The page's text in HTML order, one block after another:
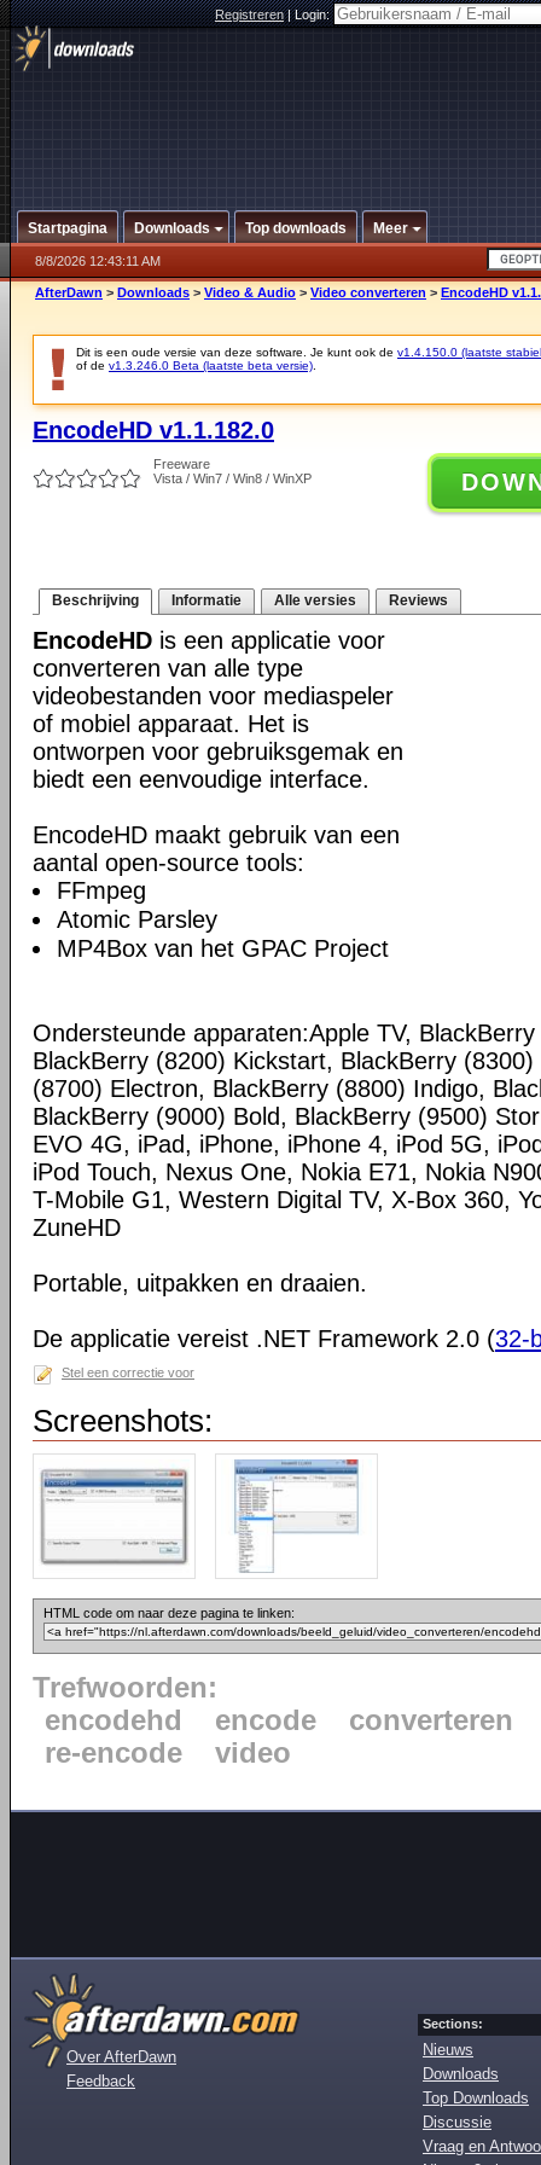
Registreren|Login:
Startpagina Downloads Top downloads Meer
8/8/2026 12:43:11 AM
AfterDawn > Downloads > Video & Audio > Video converteren > EncodeHD
Dit is een oude versie van deze software. Je kunt ook de v1.4.150.0 (laatste
of de v1.3.246.0 Beta (laatste beta versie)
EncodeHD v1.1.182.0
Freeware
Vista / Win7 / Win8 / WinXP
Beschrijving Informatie Alle versies Reviews
EncodeHD is een applicatie voor
converteren van alle type
videobestanden voor mediaspeler
of mobiel apparaat. Het is
ontworpen voor gebruiksgemak en
biedt een eenvoudige interface.
EncodeHD maakt gebruik van een
aantal open-source tools:
FFmpeg
Atomic Parsley
MP4Box van het GPAC Project
Ondersteunde apparaten:Apple TV,
BlackBerry (8200) Kickstart, BlackBerry
(8700) Electron, BlackBerry (8800) Indigo,
BlackBerry (9000) Bold, BlackBerry (9500)
EVO 4G, iPad, iPhone, iPhone 4, iPod 5G,
iPod Touch, Nexus One, Nokia E71, Nokia
T-Mobile G1, Western Digital TV, X-Box 360,
ZuneHD
Portable, uitpakken en draaien.
De applicatie vereist .NET Framework 2.0 (32-
Stel een correctie voor
Screenshots:
HTML code om naar deze pagina te linken:
Trefwoorden:
encodehd
encode
converteren
re-encode
video
Over AfterDawn
Feedback
Sections:
Nieuws
Downloads
Top Downloads
Discussie
Vraag en